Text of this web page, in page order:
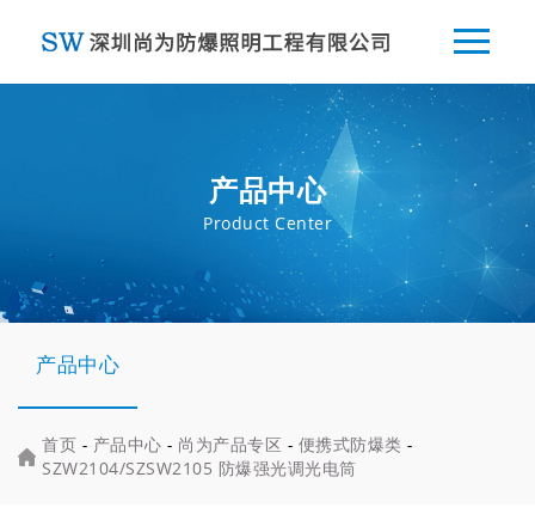
产品中心
Product Center
产品中心
首页 - 产品中心 - 尚为产品专区 - 便携式防爆类 -
SZW2104/SZSW2105 防爆强光调光电筒